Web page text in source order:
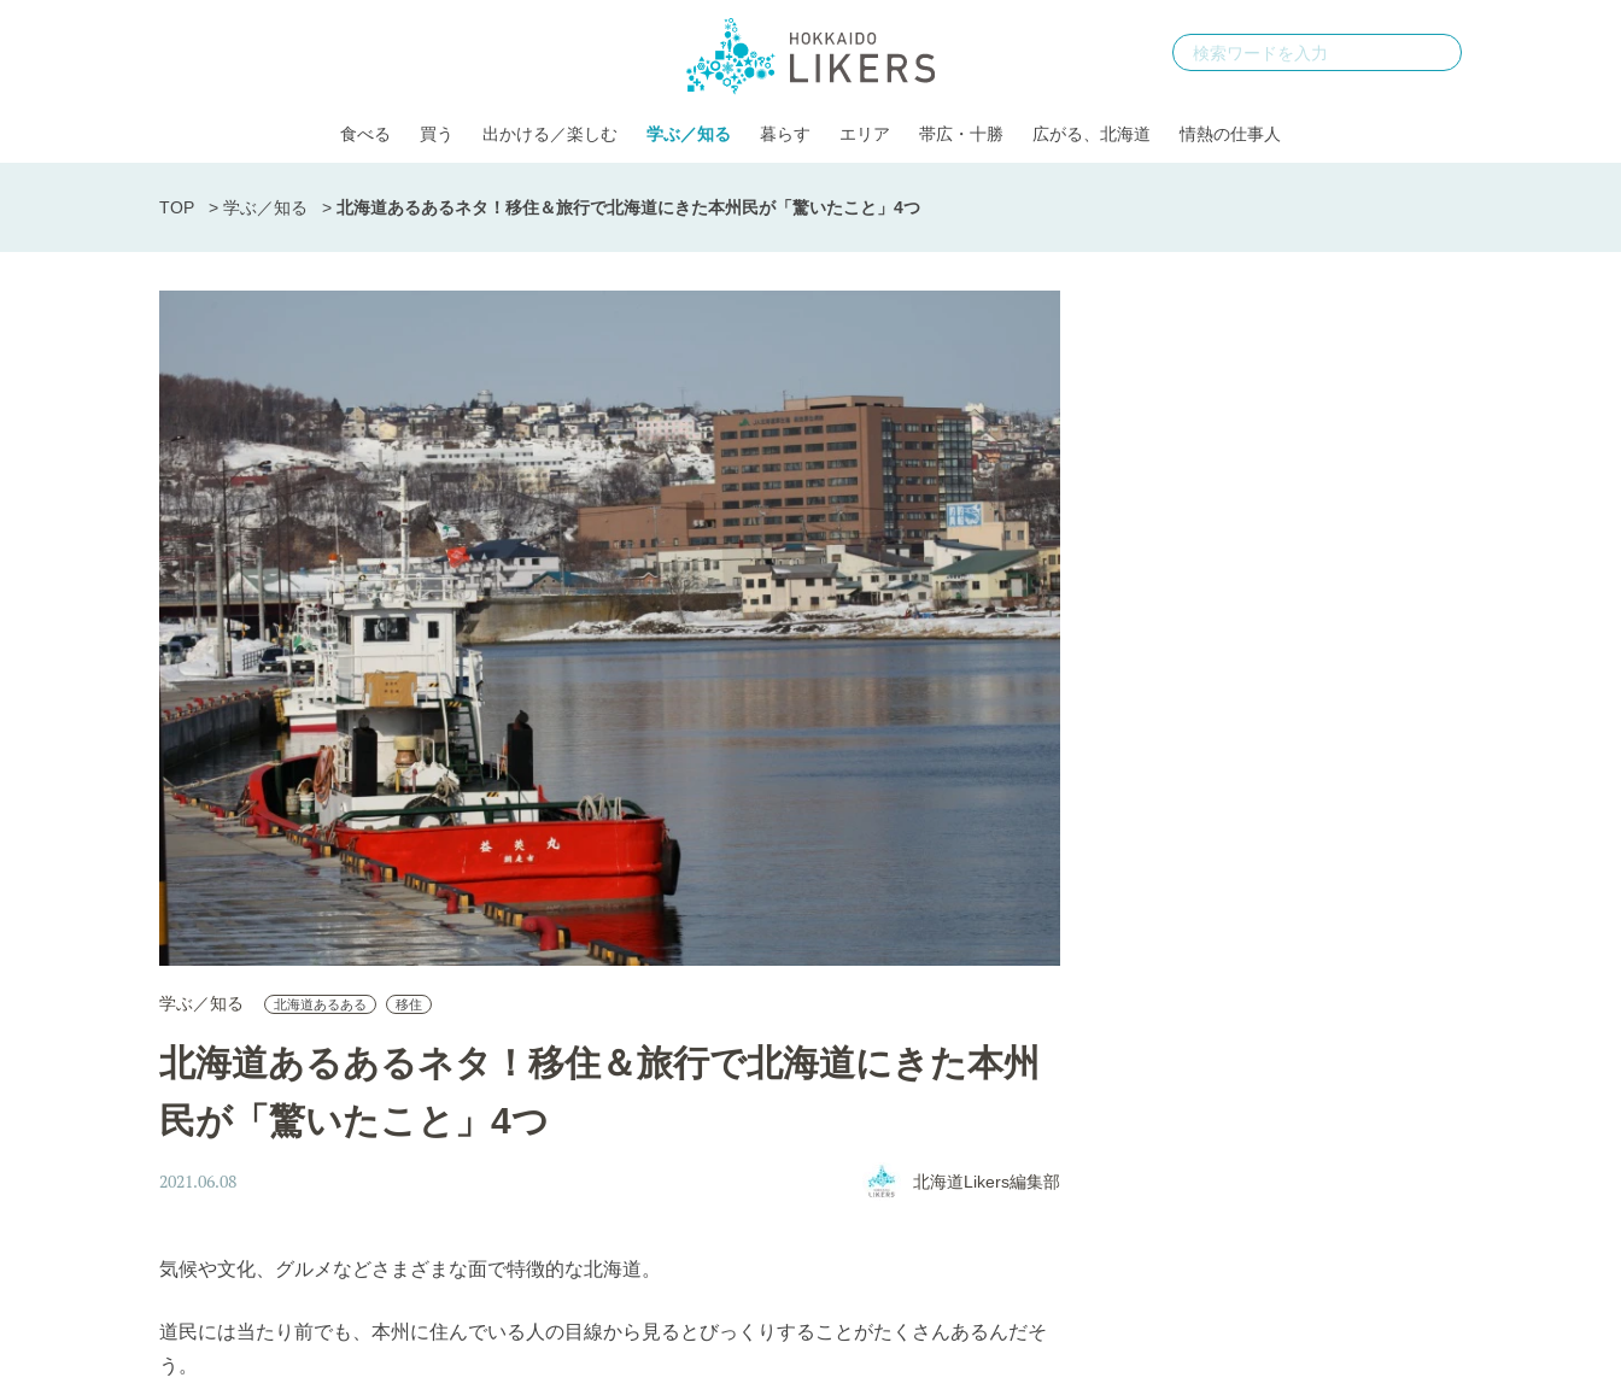
食べる 買う 出かける／楽しむ 学ぶ／知る 暮らす エリア 帯広・十勝 広がる、北海道 情熱の仕事人
TOP > 学ぶ／知る > 北海道あるあるネタ！移住＆旅行で北海道にきた本州民が「驚いたこと」4つ
学ぶ／知る 北海道あるある 移住
北海道あるあるネタ！移住＆旅行で北海道にきた本州
民が「驚いたこと」4つ
2021.06.08 北海道Likers編集部
気候や文化、グルメなどさまざまな面で特徴的な北海道。
道民には当たり前でも、本州に住んでいる人の目線から見るとびっくりすることがたくさんあるんだそ
う。